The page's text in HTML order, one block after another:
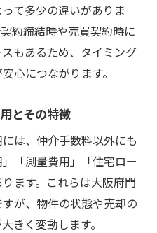
て多少の違いがありま
約締結時や売買契約時に
もあるため、タイミング
心につながります。
とその特徴
は、仲介手数料以外にも
「測量費用」「住宅ロー
ます。これらは大阪府門
が、物件の状態や売却の
きく変動します。